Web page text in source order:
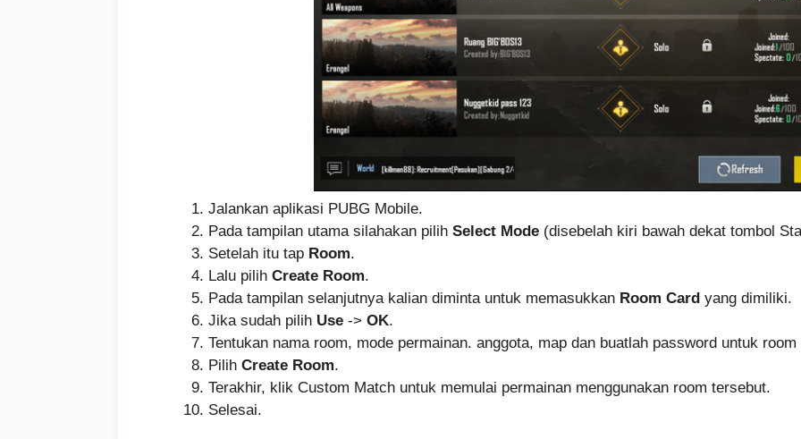
Jalankan aplikasi PUBG Mobile.
Pada tampilan utama silahakan pilih Select Mode (disebelah kiri bawah dekat tombol
Setelah itu tap Room.
Lalu pilih Create Room.
Pada tampilan selanjutnya kalian diminta untuk memasukkan Room Card yang dimiliki.
Jika sudah pilih Use -> OK.
Tentukan nama room, mode permainan. anggota, map dan buatlah password untuk
Pilih Create Room.
Terakhir, klik Custom Match untuk memulai permainan menggunakan room tersebut.
Selesai.